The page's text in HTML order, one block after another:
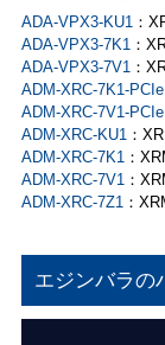
ADA-VPX3-KU1：
ADA-VPX3-7K1：
ADA-VPX3-7V1：
ADM-XRC-7K1-PCIe
ADM-XRC-7V1-PCIe
ADM-XRC-KU1：
ADM-XRC-7K1：
ADM-XRC-7V1：
ADM-XRC-7Z1：
エジンバラの